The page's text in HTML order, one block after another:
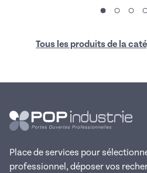
Tous les produits de la
Place de services pour
professionnel, déposer vos